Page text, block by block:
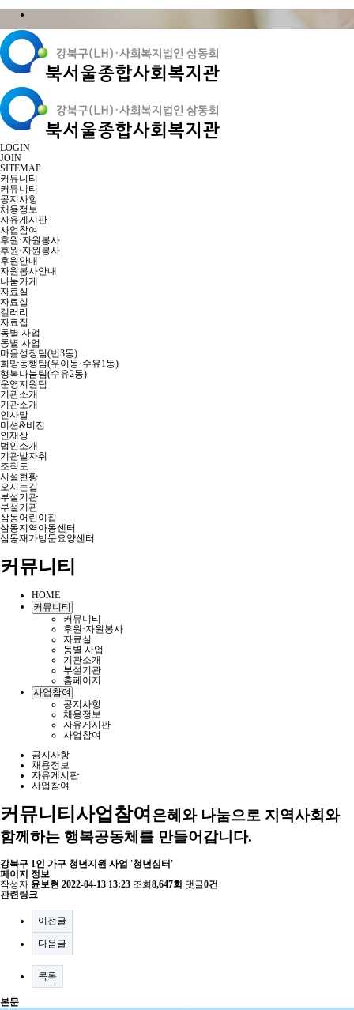
LOGIN
JOIN
SITEMAP
커뮤니티
커뮤니티
공지사항
채용정보
자유게시판
사업참여
후원·자원봉사
후원·자원봉사
후원안내
자원봉사안내
나눔가게
자료실
자료실
갤러리
자료집
동별 사업
동별 사업
마을성장팀(번3동)
희망동행팀(우이동·수유1동)
행복나눔팀(수유2동)
운영지원팀
기관소개
기관소개
인사말
미션&비전
인재상
법인소개
기관발자취
조직도
시설현황
오시는길
부설기관
부설기관
삼동어린이집
삼동지역아동센터
삼동재가방문요양센터
커뮤니티
HOME
커뮤니티
커뮤니티
후원·자원봉사
자료실
동별 사업
기관소개
부설기관
홈페이지
사업참여
공지사항
채용정보
자유게시판
사업참여
공지사항
채용정보
자유게시판
사업참여
커뮤니티 사업참여 은혜와 나눔으로 지역사회와
함께하는 행복공동체를 만들어갑니다.
강북구 1인 가구 청년지원 사업 '청년심터'
페이지 정보
작성자 윤보현 2022-04-13 13:23 조회 8,647회 댓글0건
관련링크
이전글
다음글
목록
본문